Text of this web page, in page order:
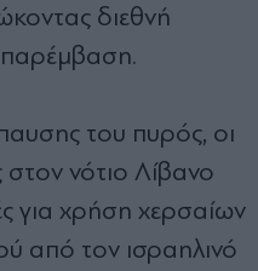
διεθνή
παρέμβαση.
του πυρός, οι
στον νότιο Λίβανο
για χρήση χερσαίων
από τον ισραηλινό